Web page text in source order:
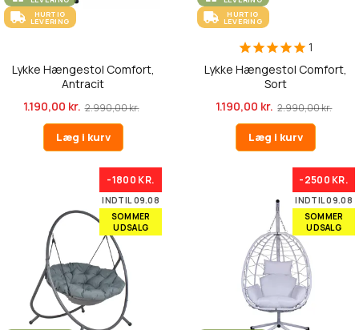
HURTIG
LEVERING
Lykke Hængestol Comfort,
Antracit
1.190,00 kr. 2.990,00 kr.
Læg i kurv
HURTIG
LEVERING
1
Lykke Hængestol Comfort,
Sort
1.190,00 kr. 2.990,00 kr.
Læg i kurv
-1800 KR.
INDTIL 09.08
SOMMER
UDSALG
-2500 KR.
INDTIL 09.08
SOMMER
UDSALG